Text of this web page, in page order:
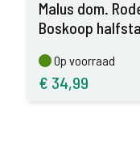
Malus dom.
Boskoop
Op voorraad
Op voorraad
€ 34,99